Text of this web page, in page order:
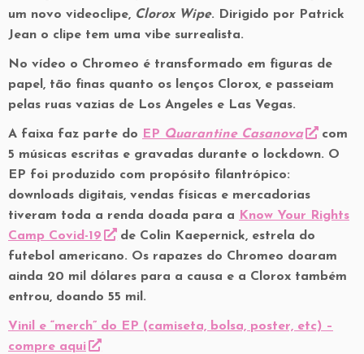
um novo videoclipe, Clorox Wipe. Dirigido por Patrick
Jean o clipe tem uma vibe surrealista.
No vídeo o Chromeo é transformado em figuras de
papel, tão finas quanto os lenços Clorox, e passeiam
pelas ruas vazias de Los Angeles e Las Vegas.
A faixa faz parte do EP Quarantine Casanova
com
5 músicas escritas e gravadas durante o lockdown. O
EP foi produzido com propósito filantrópico:
downloads digitais, vendas físicas e mercadorias
tiveram toda a renda doada para a
Know Your Rights
Camp Covid-19
de Colin Kaepernick, estrela do
futebol americano. Os rapazes do Chromeo doaram
ainda 20 mil dólares para a causa e a Clorox também
entrou, doando 55 mil.
Vinil e “merch” do EP (camiseta, bolsa, poster, etc) –
compre aqui